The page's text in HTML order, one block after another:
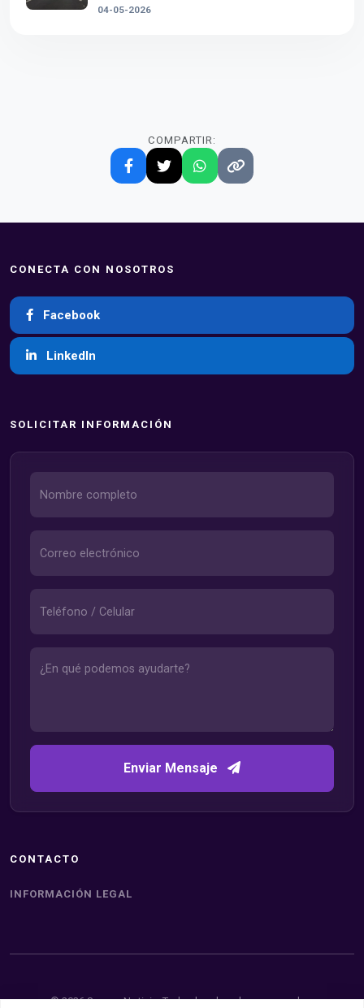
04-05-2026
COMPARTIR:
CONECTA CON NOSOTROS
Facebook
LinkedIn
SOLICITAR INFORMACIÓN
Enviar Mensaje
CONTACTO
INFORMACIÓN LEGAL
© 2026 Somos Noticia. Todos los derechos reservados.